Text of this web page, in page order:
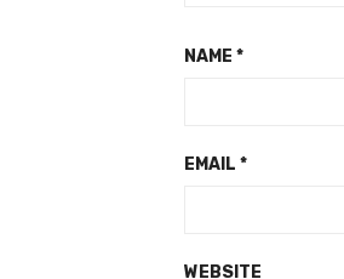
NAME *
EMAIL *
WEBSITE